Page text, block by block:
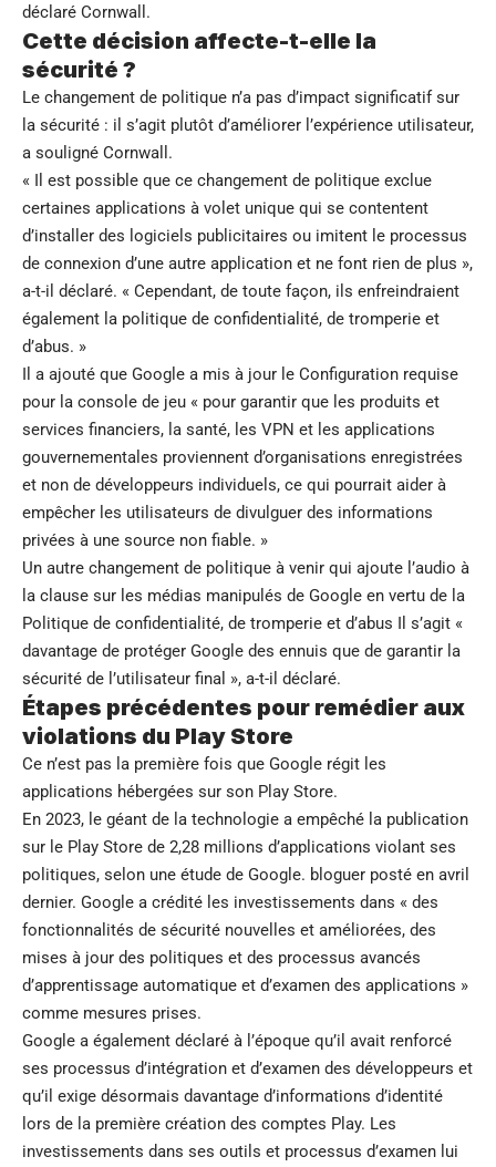
déclaré Cornwall.
Cette décision affecte-t-elle la
sécurité ?
Le changement de politique n’a pas d’impact significatif sur
la sécurité : il s’agit plutôt d’améliorer l’expérience utilisateur,
a souligné Cornwall.
« Il est possible que ce changement de politique exclue
certaines applications à volet unique qui se contentent
d’installer des logiciels publicitaires ou imitent le processus
de connexion d’une autre application et ne font rien de plus »,
a-t-il déclaré. « Cependant, de toute façon, ils enfreindraient
également la politique de confidentialité, de tromperie et
d’abus. »
Il a ajouté que Google a mis à jour le Configuration requise
pour la console de jeu « pour garantir que les produits et
services financiers, la santé, les VPN et les applications
gouvernementales proviennent d’organisations enregistrées
et non de développeurs individuels, ce qui pourrait aider à
empêcher les utilisateurs de divulguer des informations
privées à une source non fiable. »
Un autre changement de politique à venir qui ajoute l’audio à
la clause sur les médias manipulés de Google en vertu de la
Politique de confidentialité, de tromperie et d’abus Il s’agit «
davantage de protéger Google des ennuis que de garantir la
sécurité de l’utilisateur final », a-t-il déclaré.
Étapes précédentes pour remédier aux
violations du Play Store
Ce n’est pas la première fois que Google régit les
applications hébergées sur son Play Store.
En 2023, le géant de la technologie a empêché la publication
sur le Play Store de 2,28 millions d’applications violant ses
politiques, selon une étude de Google. bloguer posté en avril
dernier. Google a crédité les investissements dans « des
fonctionnalités de sécurité nouvelles et améliorées, des
mises à jour des politiques et des processus avancés
d’apprentissage automatique et d’examen des applications »
comme mesures prises.
Google a également déclaré à l’époque qu’il avait renforcé
ses processus d’intégration et d’examen des développeurs et
qu’il exige désormais davantage d’informations d’identité
lors de la première création des comptes Play. Les
investissements dans ses outils et processus d’examen lui